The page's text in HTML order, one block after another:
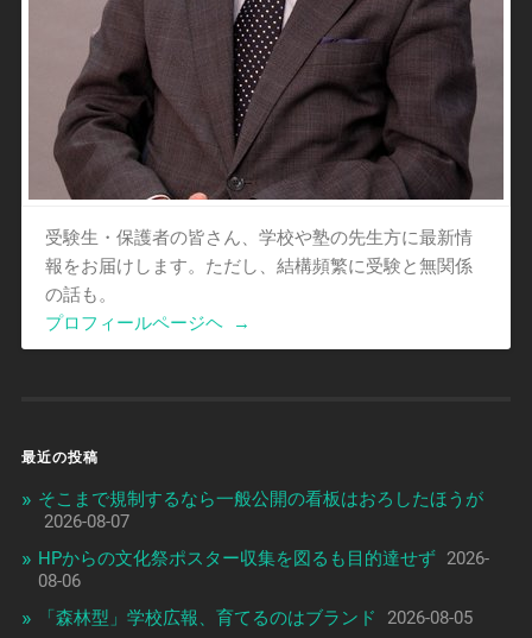
受験生・保護者の皆さん、学校や塾の先生方に最新情
報をお届けします。ただし、結構頻繁に受験と無関係
の話も。
プロフィールページヘ
→
最近の投稿
そこまで規制するなら一般公開の看板はおろしたほうが
2026-08-07
HPからの文化祭ポスター収集を図るも目的達せず 2026-
08-06
「森林型」学校広報、育てるのはブランド
2026-08-05